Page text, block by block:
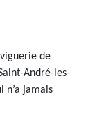
de
André-les-
n’a jamais